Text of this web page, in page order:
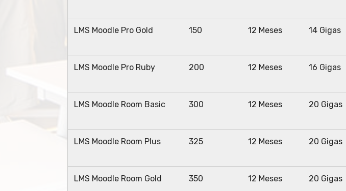
LMS Moodle Pro Gold 150 12 Meses 14 Gigas
LMS Moodle Pro Ruby 200 12 Meses 16 Gigas
LMS Moodle Room Basic 300 12 Meses 20 Gigas
LMS Moodle Room Plus 325 12 Meses 20 Gigas
LMS Moodle Room Gold 350 12 Meses 20 Gigas